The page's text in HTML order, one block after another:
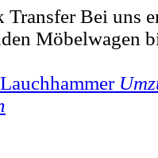
Bei uns
Möbelwagen